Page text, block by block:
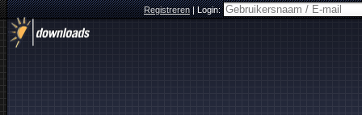
Registreren|Login: